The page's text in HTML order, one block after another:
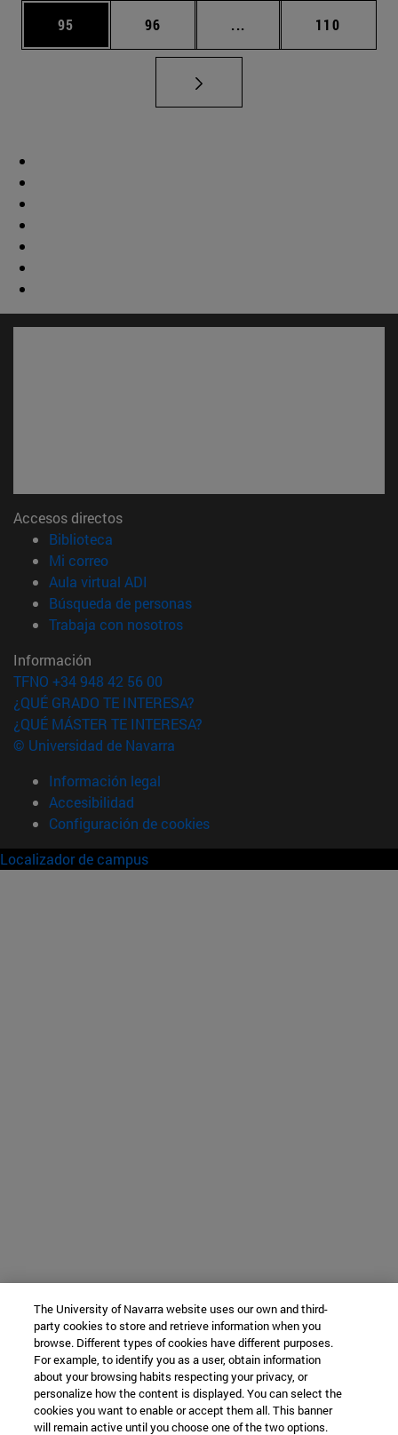
Página
95 Página
96 ... Páginas intermedias
Página
110
Accesos directos
Biblioteca
Mi correo(abre en nueva ventana)
Aula virtual ADI
Búsqueda de personas(abre en nueva ventana)
Trabaja con nosotros(abre en nueva ventana)
Información
TFNO +34 948 42 56 00
¿QUÉ GRADO TE INTERESA?
¿QUÉ MÁSTER TE INTERESA?
© Universidad de Navarra
Información legal
Accesibilidad
Configuración de cookies
Localizador de campus
The University of Navarra website uses our own and third-
party cookies to store and retrieve information when you
browse. Different types of cookies have different purposes.
For example, to identify you as a user, obtain information
about your browsing habits respecting your privacy, or
personalize how the content is displayed. You can select the
cookies you want to enable or accept them all. This banner
will remain active until you choose one of the two options.